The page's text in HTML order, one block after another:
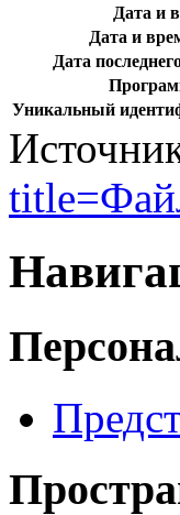
Дата и
Дата и
Дата
Уникальный